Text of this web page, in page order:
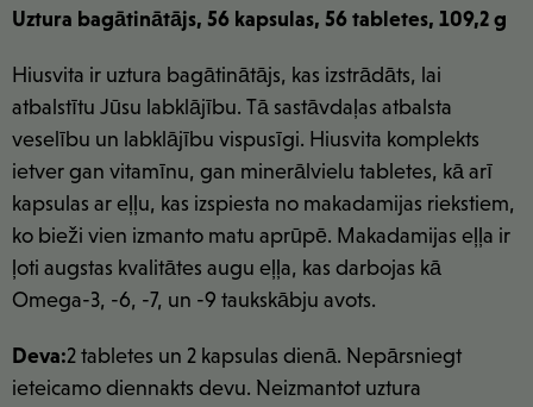
Uztura bagātinātājs, 56 kapsulas, 56 tabletes, 109,2 g
Hiusvita ir uztura bagātinātājs, kas izstrādāts, lai
atbalstītu Jūsu labklājību. Tā sastāvdaļas atbalsta
veselību un labklājību vispusīgi. Hiusvita komplekts
ietver gan vitamīnu, gan minerālvielu tabletes, kā arī
kapsulas ar eļļu, kas izspiesta no makadamijas riekstiem,
ko bieži vien izmanto matu aprūpē. Makadamijas eļļa ir
ļoti augstas kvalitātes augu eļļa, kas darbojas kā
Omega-3, -6, -7, un -9 taukskābju avots.
Deva:2 tabletes un 2 kapsulas dienā. Nepārsniegt
ieteicamo diennakts devu. Neizmantot uztura